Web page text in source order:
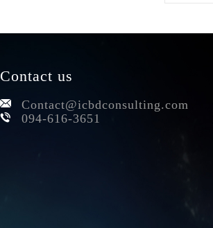
Contact us
Contact@icbdconsulting.com
094-616-3651